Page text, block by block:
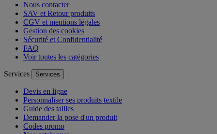
Nous contacter
SAV et Retour produits
CGV et mentions légales
Gestion des cookies
Sécurité et Confidentialité
FAQ
Voir toutes les catégories
Services Services
Devis en ligne
Personnaliser ses produits textile
Guide des tailles
Demander la pose d'un produit
Codes promo